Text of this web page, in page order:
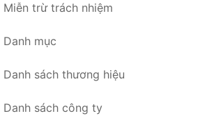
Miễn trừ trách nhiệm
Danh mục
Danh sách thương hiệu
Danh sách công ty